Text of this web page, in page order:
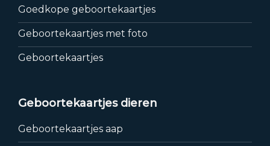
Goedkope geboortekaartjes
Geboortekaartjes met foto
Geboortekaartjes
Geboortekaartjes dieren
Geboortekaartjes aap